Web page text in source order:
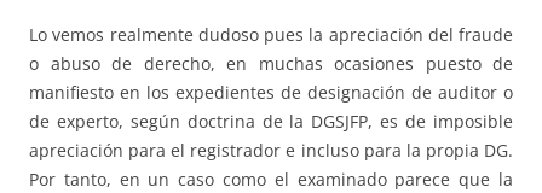
Lo vemos realmente dudoso pues la apreciación del fraude
o abuso de derecho, en muchas ocasiones puesto de
manifiesto en los expedientes de designación de auditor o
de experto, según doctrina de la DGSJFP, es de imposible
apreciación para el registrador e incluso para la propia DG.
Por tanto, en un caso como el examinado parece que la